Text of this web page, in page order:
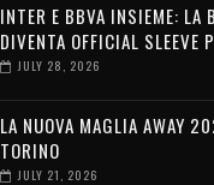
INTER E BBVA INSIEME: LA
DIVENTA OFFICIAL SLEEVE
JULY 28, 2026
LA NUOVA MAGLIA AWAY
TORINO
JULY 21, 2026